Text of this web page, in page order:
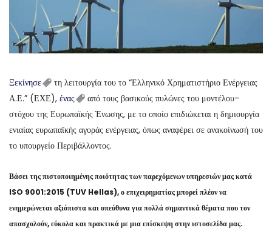
Ξεκίνησε
τη λειτουργία του το “Ελληνικό Χρηματιστήριο Ενέργειας
Α.Ε.” (ΕΧΕ), ένας
από τους βασικούς πυλώνες του μοντέλου-
στόχου της Ευρωπαϊκής Ένωσης, με το οποίο επιδιώκεται η δημιουργία
ενιαίας ευρωπαϊκής αγοράς ενέργειας, όπως αναφέρει σε ανακοίνωσή του
το υπουργείο Περιβάλλοντος.
Βάσει της πιστοποιημένης ποιότητας των παρεχόμενων υπηρεσιών μας κατά
ISO 9001:2015 (TUV Hellas), ο επιχειρηματίας μπορεί πλέον να
ενημερώνεται αξιόπιστα και υπεύθυνα για πολλά σημαντικά θέματα που τον
απασχολούν, εύκολα και πρακτικά με μια επίσκεψη στην ιστοσελίδα μας.